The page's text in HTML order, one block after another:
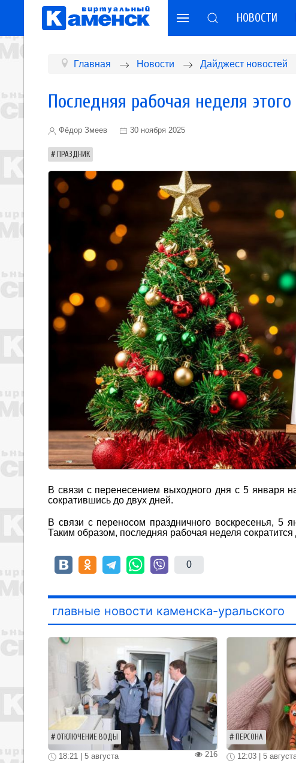
НОВОСТИ
Главная Новости Дайджест новостей
Последняя рабочая неделя
Фёдор Змеев 30 ноября 2025
ПРАЗДНИК
В связи с перенесением выходного дня с 5 января
сократившись до двух дней.
В связи с переносом праздничного воскресенья, 5
Таким образом, последняя рабочая неделя
0
главные новости каменска-уральского
ОТКЛЮЧЕНИЕ ВОДЫ
216
18:21 | 5 августа
ПЕРСОНА
12:03 | 5